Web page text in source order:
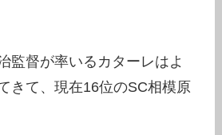
監督が率いるカターレはよ
きて、現在16位のSC相模原